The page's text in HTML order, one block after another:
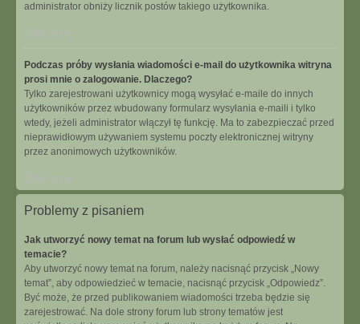
administrator obniży licznik postów takiego użytkownika.
Podczas próby wysłania wiadomości e-mail do użytkownika witryna
prosi mnie o zalogowanie. Dlaczego?
Tylko zarejestrowani użytkownicy mogą wysyłać e-maile do innych
użytkowników przez wbudowany formularz wysyłania e-maili i tylko
wtedy, jeżeli administrator włączył tę funkcję. Ma to zabezpieczać przed
nieprawidłowym używaniem systemu poczty elektronicznej witryny
przez anonimowych użytkowników.
Problemy z pisaniem
Jak utworzyć nowy temat na forum lub wysłać odpowiedź w
temacie?
Aby utworzyć nowy temat na forum, należy nacisnąć przycisk „Nowy
temat”, aby odpowiedzieć w temacie, nacisnąć przycisk „Odpowiedz”.
Być może, że przed publikowaniem wiadomości trzeba będzie się
zarejestrować. Na dole strony forum lub strony tematów jest